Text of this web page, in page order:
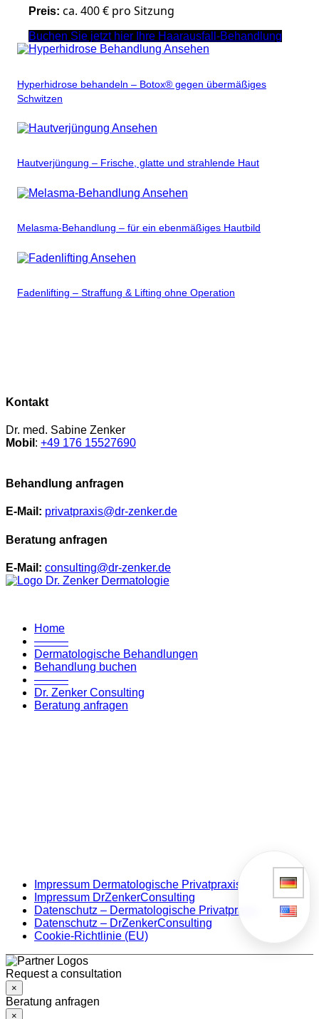
Preis: ca. 400 € pro Sitzung
Buchen Sie jetzt hier Ihre Haarausfall-Behandlung
Ansehen
Hyperhidrose behandeln – Botox® gegen übermäßiges
Schwitzen
Ansehen
Hautverjüngung – Frische, glatte und strahlende Haut
Ansehen
Melasma-Behandlung – für ein ebenmäßiges Hautbild
Ansehen
Fadenlifting – Straffung & Lifting ohne Operation
Kontakt
Dr. med. Sabine Zenker
Mobil : +49 176 15527690
Behandlung anfragen
E-Mail: privatpraxis@dr-zenker.de
Beratung anfragen
E-Mail: consulting@dr-zenker.de
Home
———
Dermatologische Behandlungen
Behandlung buchen
———
Dr. Zenker Consulting
Beratung anfragen
Impressum Dermatologische Privatpraxis
Impressum DrZenkerConsulting
Datenschutz – Dermatologische Privatpraxis
Datenschutz – DrZenkerConsulting
Cookie-Richtlinie (EU)
Request a consultation
×
Beratung anfragen
×